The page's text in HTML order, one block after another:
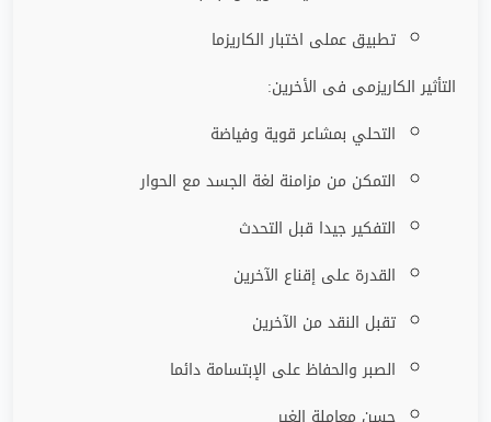
تطبيق عملى اختبار الكاريزما
التأثير الكاريزمى فى الأخرين:
التحلي بمشاعر قوية وفياضة
التمكن من مزامنة لغة الجسد مع الحوار
التفكير جيدا قبل التحدث
القدرة على إقناع الآخرين
تقبل النقد من الآخرين
الصبر والحفاظ على الإبتسامة دائما